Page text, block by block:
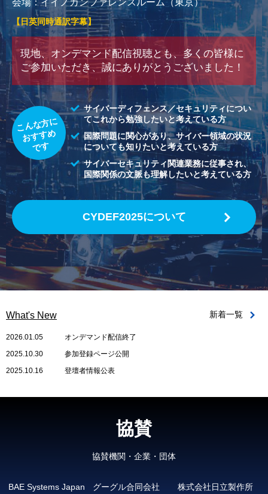
【日英同時通訳字幕】
現地、オンデマンド配信視聴とも、多くの皆様に
ご参加いただき、誠にありがとうございました！
こんな方に
おすすめ
です
サイバーディフェンス／セキュリティについ
てこれから勉強したいと考えている方
国際問題に関心があり、サイバー領域の状況
についても知りたいと考えている方
サイバーセキュリティ関連業務に従事され、
国際関係の文脈も理解したいと考えている方
CYDEF2025について
What's New 新着一覧
2026.01.05
オンデマンド配信終了
2025.10.30
参加登録ページ公開
2025.10.16
登壇者情報公表
協賛
協賛機関・企業・団体
BAE Systems Japan
グーグル合同会社 株式会社日立製作所